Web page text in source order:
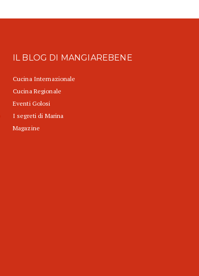
IL BLOG DI MANGIAREBENE
Cucina Internazionale
Cucina Regionale
Eventi Golosi
I segreti di Marina
Magazine